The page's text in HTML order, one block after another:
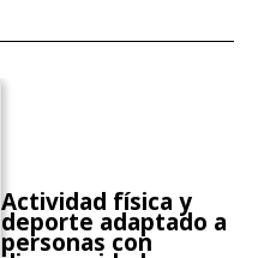
Actividad física y
deporte adaptado a
personas con